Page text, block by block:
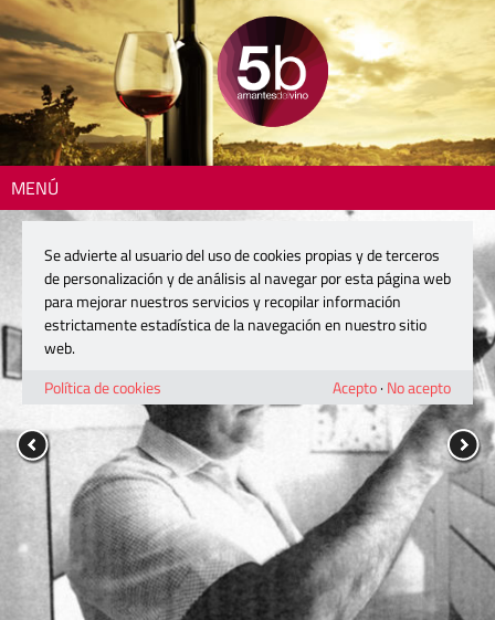
MENÚ
Se advierte al usuario del uso de cookies propias y de terceros
de personalización y de análisis al navegar por esta página web
para mejorar nuestros servicios y recopilar información
estrictamente estadística de la navegación en nuestro sitio
web.
Política de cookies
Acepto· No acepto